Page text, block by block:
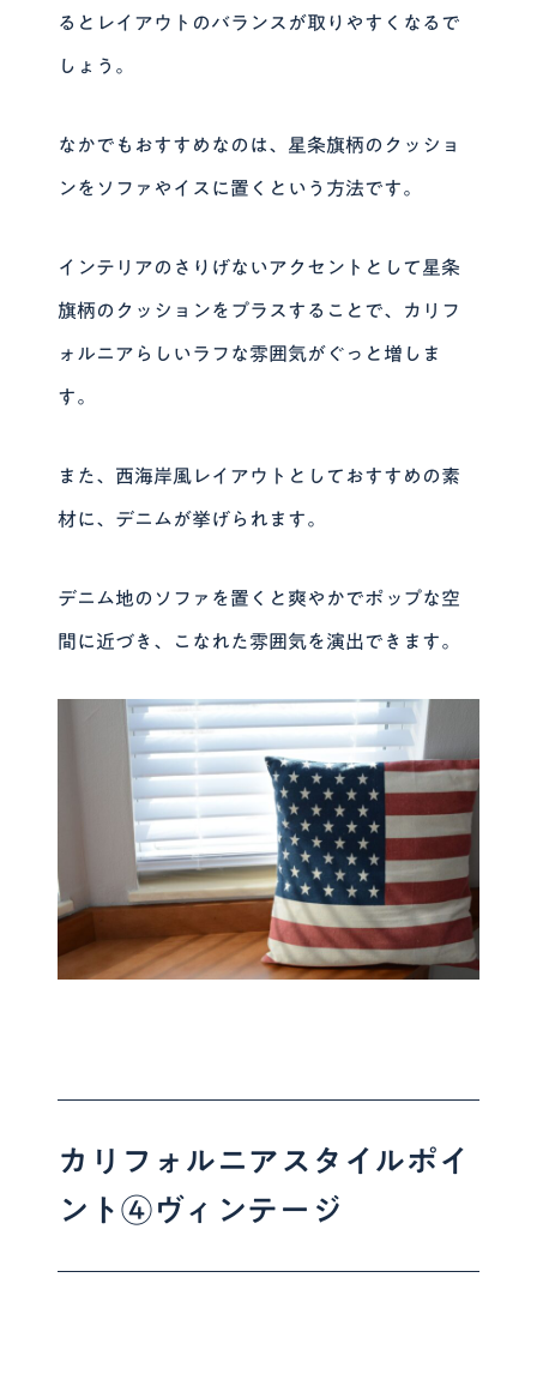
るとレイアウトのバランスが取りやすくなるで
しょう。
なかでもおすすめなのは、星条旗柄のクッショ
ンをソファやイスに置くという方法です。
インテリアのさりげないアクセントとして星条
旗柄のクッションをプラスすることで、カリフ
ォルニアらしいラフな雰囲気がぐっと増しま
す。
また、西海岸風レイアウトとしておすすめの素
材に、デニムが挙げられます。
デニム地のソファを置くと爽やかでポップな空
間に近づき、こなれた雰囲気を演出できます。
カリフォルニアスタイルポイ
ント④ヴィンテージ